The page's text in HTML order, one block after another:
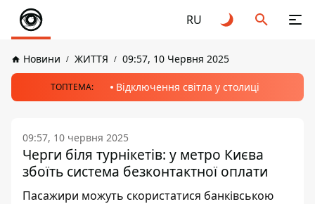
RU
Новини ЖИТТЯ 09:57, 10 Червня 2025
ТОПТЕМА: Відключення світла у столиці
09:57, 10 червня 2025
Черги біля турнікетів: у метро Києва
збоїть система безконтактної оплати
Пасажири можуть скористатися банківською